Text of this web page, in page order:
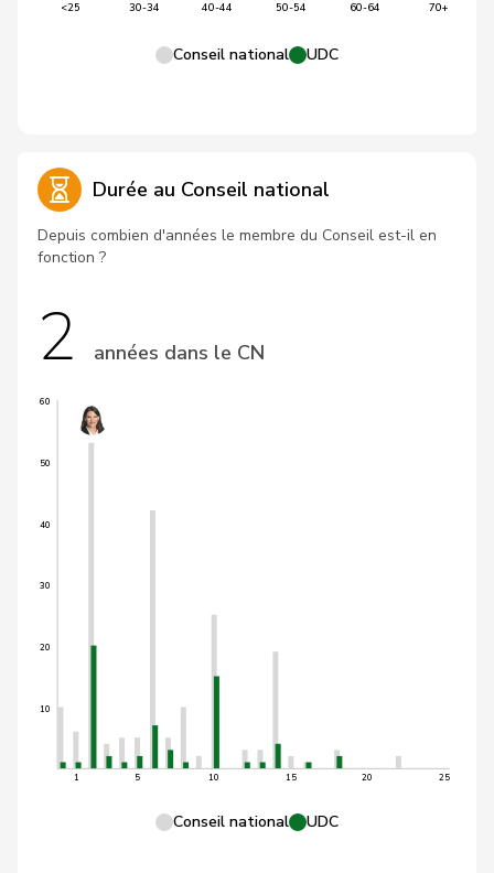
<25 30-34 40-44 50-54 60-64 70+
Conseil national UDC
Durée au Conseil national
Depuis combien d'années le membre du Conseil est-il en
fonction ?
2 années dans le CN
10
20
30
40
50
60
1 5 10 15 20 25
Conseil national UDC